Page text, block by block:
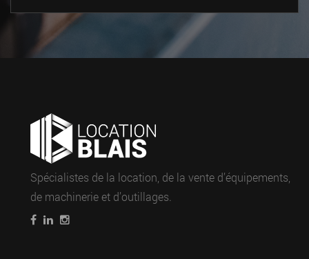
Spécialistes de la location, de la vente d’équipements,
de machinerie et d’outillages.